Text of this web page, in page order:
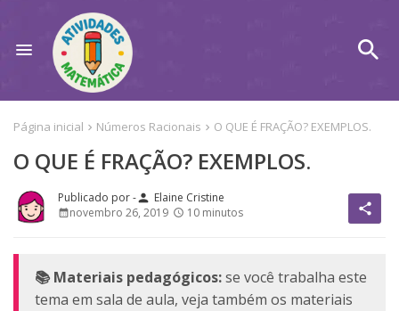
Página inicial Números Racionais O QUE É FRAÇÃO? EXEMPLOS.
O QUE É FRAÇÃO? EXEMPLOS.
person Elaine Cristine
novembro 26, 2019
10 minutos share
📚 Materiais pedagógicos:se você trabalha este
tema em sala de aula, veja também os materiais